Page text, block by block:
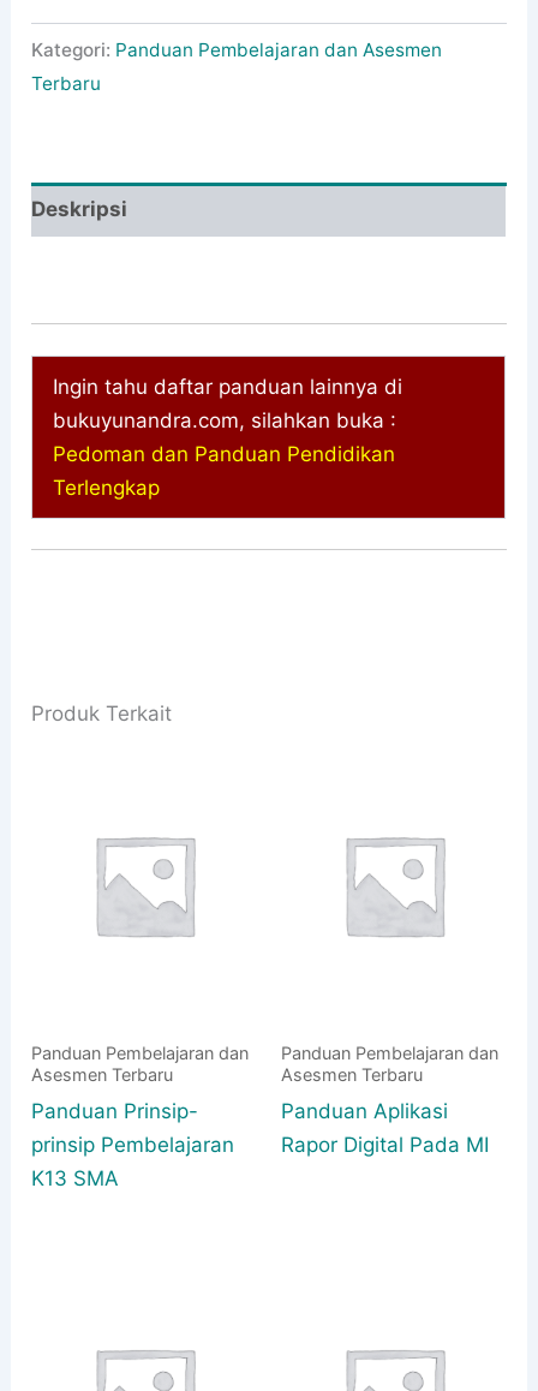
Kategori: Panduan Pembelajaran dan Asesmen
Terbaru
Deskripsi
Ingin tahu daftar panduan lainnya di
bukuyunandra.com, silahkan buka :
Pedoman dan Panduan Pendidikan
Terlengkap
Produk Terkait
Panduan Pembelajaran dan
Asesmen Terbaru
Panduan Prinsip-
prinsip Pembelajaran
K13 SMA
Panduan Pembelajaran dan
Asesmen Terbaru
Panduan Aplikasi
Rapor Digital Pada MI